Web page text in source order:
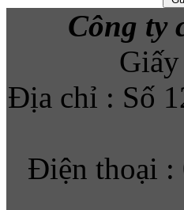
Công ty
Địa chỉ : Số
Điện thoại :